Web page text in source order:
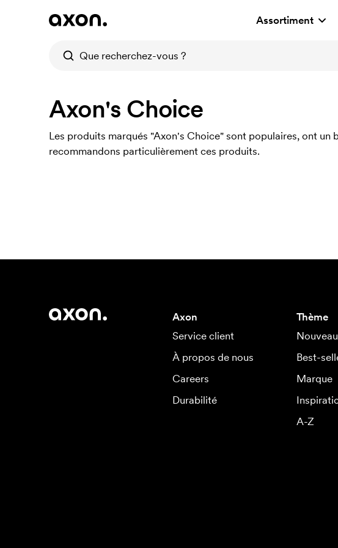
Assortiment
Axon's Choice
Les produits marqués "Axon's Choice" sont populaires, ont
recommandons particulièrement ces produits.
Axon
Service client
À propos de nous
Careers
Durabilité
Thème
Best-
Marque
A-Z